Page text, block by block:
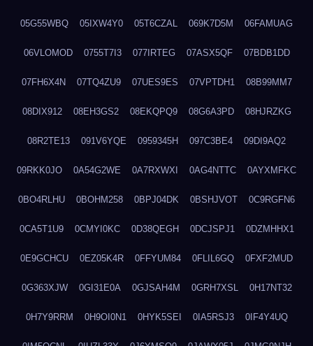
05G55WBQ 05IXW4Y0 05T6CZAL 069K7D5M 06FAMUAG
06VLOMOD 0755T7I3 077IRTEG 07ASX5QF 07BDB1DD
07FH6X4N 07TQ4ZU9 07UES9ES 07VPTDH1 08B99MM7
08DIX912 08EH3GS2 08EKQPQ9 08G6A3PD 08HJRZKG
08R2TE13 091V6YQE 0959345H 097C3BE4 09DI9AQ2
09RKK0JO 0A54G2WE 0A7RXWXI 0AG4NTTC 0AYXMFKC
0BO4RLHU 0BOHM258 0BPJ04DK 0BSHJVOT 0C9RGFN6
0CA5T1U9 0CMYI0KC 0D38QEGH 0DCJSPJ1 0DZMHHX1
0E9GCHCU 0EZ05K4R 0FFYUM84 0FLIL6GQ 0FXF2MUD
0G363XJW 0GI31E0A 0GJSAH4M 0GRH7XSL 0H17NT32
0H7Y9RRM 0H9OI0N1 0HYK5SEI 0IA5RSJ3 0IF4Y4UQ